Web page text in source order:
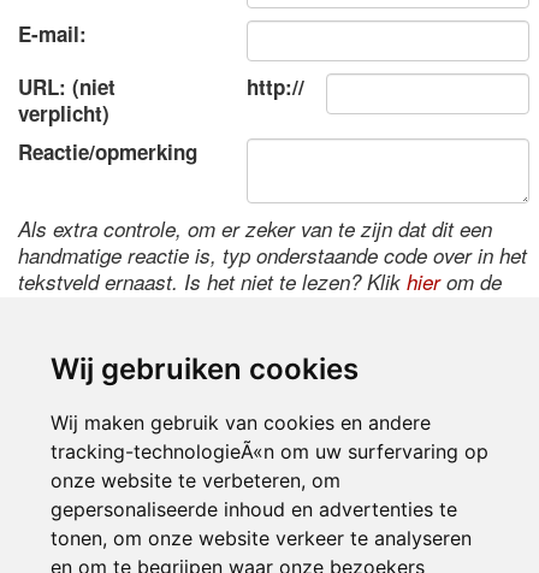
Wij gebruiken cookies
Wij maken gebruik van cookies en andere
tracking-technologieÃ«n om uw surfervaring op
onze website te verbeteren, om
gepersonaliseerde inhoud en advertenties te
tonen, om onze website verkeer te analyseren
en om te begrijpen waar onze bezoekers
E-mail:
URL: (niet
verplicht)
http://
Reactie/opmerking
Als extra controle, om er zeker van te zijn dat dit een
handmatige reactie is, typ onderstaande code over in het
tekstveld ernaast. Is het niet te lezen? Klik hierom de